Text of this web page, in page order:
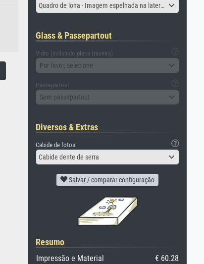
Quadro de lona - Imagem espelhada na lateral
Glass & Passepartout
Vidro (incluindo placa traseira)
Por favor, selecione
Passepartout
Sem passepartout
Diversos & Extras
Cabide de fotos
Cabide dente de serra
Salvar / comparar configuração
Resumo
Impressão e Material
€ 60.28